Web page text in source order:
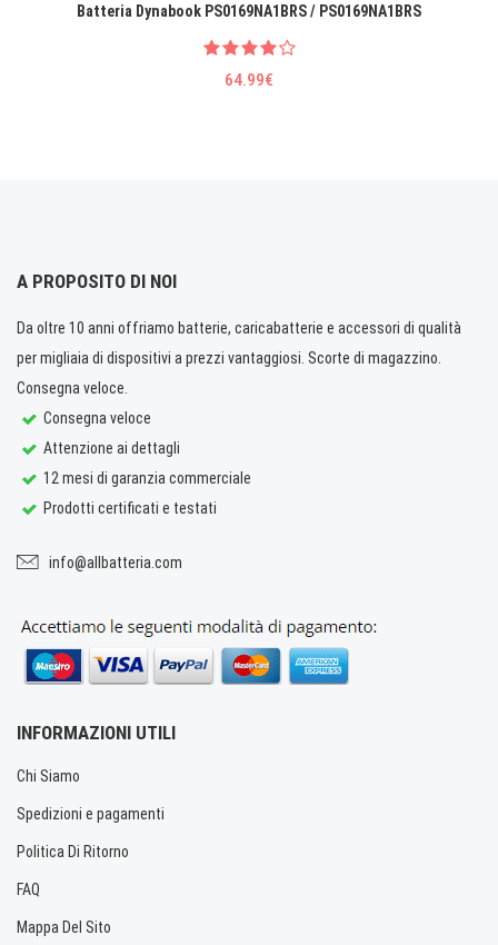
Batteria Dynabook PS0169NA1BRS / PS0169NA1BRS
64.99€
A PROPOSITO DI NOI
Da oltre 10 anni offriamo batterie, caricabatterie e accessori di qualità
per migliaia di dispositivi a prezzi vantaggiosi. Scorte di magazzino.
Consegna veloce.
Consegna veloce
Attenzione ai dettagli
12 mesi di garanzia commerciale
Prodotti certificati e testati
info@allbatteria.com
INFORMAZIONI UTILI
Chi Siamo
Spedizioni e pagamenti
Politica Di Ritorno
FAQ
Mappa Del Sito